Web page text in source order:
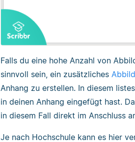
Falls du eine hohe Anzahl von
sinnvoll sein, ein zusätzliches
Anhang zu erstellen. In diesem
in deinen Anhang eingefügt hast.
in diesem Fall direkt im Anschluss
Je nach Hochschule kann es hier